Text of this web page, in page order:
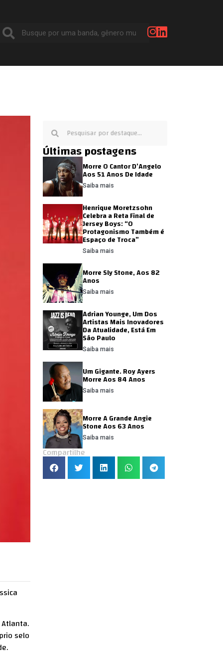
selo
Últimas postagens
Morre O Cantor D’Angelo
Aos 51 Anos De Idade
Saiba mais
Henrique Moretzsohn
Celebra a Reta Final de
Jersey Boys: “O
Protagonismo Também é
Espaço de Troca”
Saiba mais
Morre Sly Stone, Aos 82
Anos
Saiba mais
Adrian Younge, Um Dos
Artistas Mais Inovadores
Da Atualidade, Está Em
São Paulo
Saiba mais
Um Gigante. Roy Ayers
Morre Aos 84 Anos
Saiba mais
Morre A Grande Angie
Stone Aos 63 Anos
Saiba mais
Compartilhe